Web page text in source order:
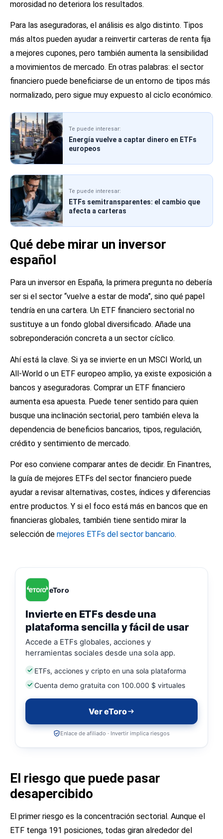
morosidad no deteriora los resultados.
Para las aseguradoras, el análisis es algo distinto. Tipos
más altos pueden ayudar a reinvertir carteras de renta fija
a mejores cupones, pero también aumenta la sensibilidad
a movimientos de mercado. En otras palabras: el sector
financiero puede beneficiarse de un entorno de tipos más
normalizado, pero sigue muy expuesto al ciclo económico.
Te puede interesar:
Energía vuelve a captar dinero en ETFs
europeos
Te puede interesar:
ETFs semitransparentes: el cambio que
afecta a carteras
Qué debe mirar un inversor
español
Para un inversor en España, la primera pregunta no debería
ser si el sector “vuelve a estar de moda”, sino qué papel
tendría en una cartera. Un ETF financiero sectorial no
sustituye a un fondo global diversificado. Añade una
sobreponderación concreta a un sector cíclico.
Ahí está la clave. Si ya se invierte en un MSCI World, un
All-World o un ETF europeo amplio, ya existe exposición a
bancos y aseguradoras. Comprar un ETF financiero
aumenta esa apuesta. Puede tener sentido para quien
busque una inclinación sectorial, pero también eleva la
dependencia de beneficios bancarios, tipos, regulación,
crédito y sentimiento de mercado.
Por eso conviene comparar antes de decidir. En Finantres,
la guía de mejores ETFs del sector financiero puede
ayudar a revisar alternativas, costes, índices y diferencias
entre productos. Y si el foco está más en bancos que en
financieras globales, también tiene sentido mirar la
selección de mejores ETFs del sector bancario.
eToro
Invierte en ETFs desde una
plataforma sencilla y fácil de usar
Accede a ETFs globales, acciones y
herramientas sociales desde una sola app.
ETFs, acciones y cripto en una sola plataforma
Cuenta demo gratuita con 100.000 $ virtuales
Ver eToro
Enlace de afiliado · Invertir implica riesgos
El riesgo que puede pasar
desapercibido
El primer riesgo es la concentración sectorial. Aunque el
ETF tenga 191 posiciones, todas giran alrededor del